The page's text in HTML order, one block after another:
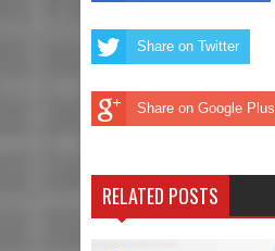
Share on Twitter
Share on Google Plus
RELATED POSTS